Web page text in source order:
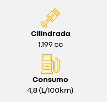
Cilindrada
1.199 cc
Consumo
4,8 (L/100km)